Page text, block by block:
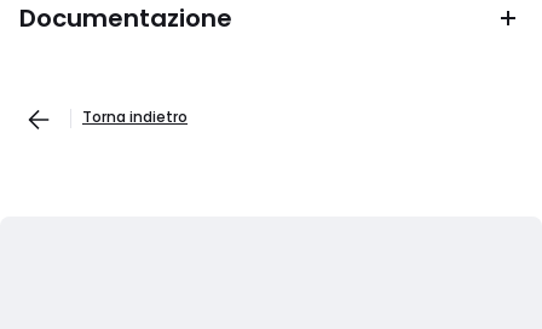
Documentazione
Torna indietro